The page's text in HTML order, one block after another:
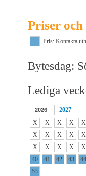
Priser
Pris: Kontakta
Bytesdag:
Lediga
2026
2027
X
X X X X
X
X X X X
X
X X X X
40
41 42 43 44
53